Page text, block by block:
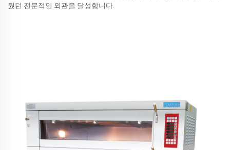
웠던 전문적인 외관을 달성합니다.